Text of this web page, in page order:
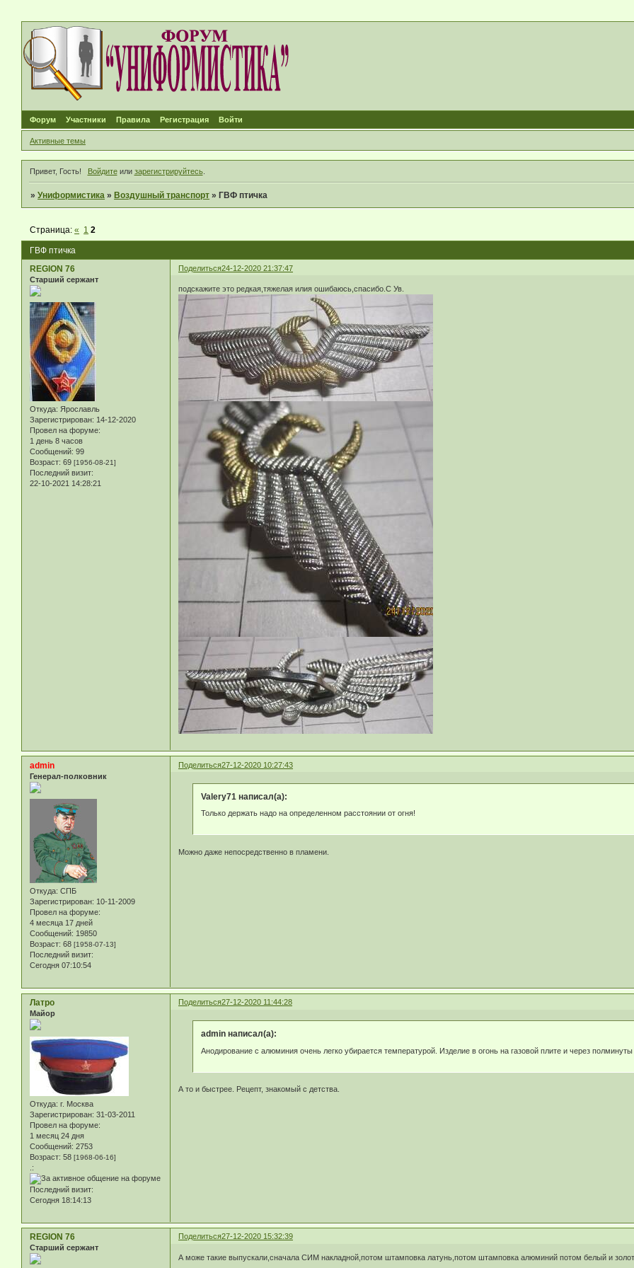
Форум Участники Правила Регистрация Войти
Активные темы
Привет, Гость! Войдитеили зарегистрируйтесь.
»Униформистика » Воздушный транспорт » ГВФ птичка
ГВФ птичка
Страница:« 1 2
Поделиться24-12-2020 21:37:47
REGION 76
Старший сержант
Откуда: Ярославль
Зарегистрирован: 14-12-2020
Провел на форуме:
1 день 8 часов
Сообщений: 99
Возраст: 69 [1956-08-21]
Последний визит:
22-10-2021 14:28:21
подскажите это редкая,тяжелая илия ошибаюсь,спасибо.С Ув.
Поделиться27-12-2020 10:27:43
admin
Генерал-полковник
Откуда: СПБ
Зарегистрирован: 10-11-2009
Провел на форуме:
4 месяца 17 дней
Сообщений: 19850
Возраст: 68 [1958-07-13]
Последний визит:
Сегодня 07:10:54
Valery71 написал(а):
Только держать надо на определенном расстоянии от огня!
Можно даже непосредственно в пламени.
Поделиться27-12-2020 11:44:28
Латро
Майор
Откуда: г. Москва
Зарегистрирован: 31-03-2011
Провел на форуме:
1 месяц 24 дня
Сообщений: 2753
Возраст: 58 [1968-06-16]
.:
Последний визит:
Сегодня 18:14:13
admin написал(а):
Анодирование с алюминия очень легко убирается температурой. Изделие в огонь на газовой плите и через
А то и быстрее. Рецепт, знакомый с детства.
Поделиться27-12-2020 15:32:39
REGION 76
Старший сержант
А може такие выпускали,сначала СИМ накладной,потом штамповка латунь,потом штамповка алюминий потом белый и